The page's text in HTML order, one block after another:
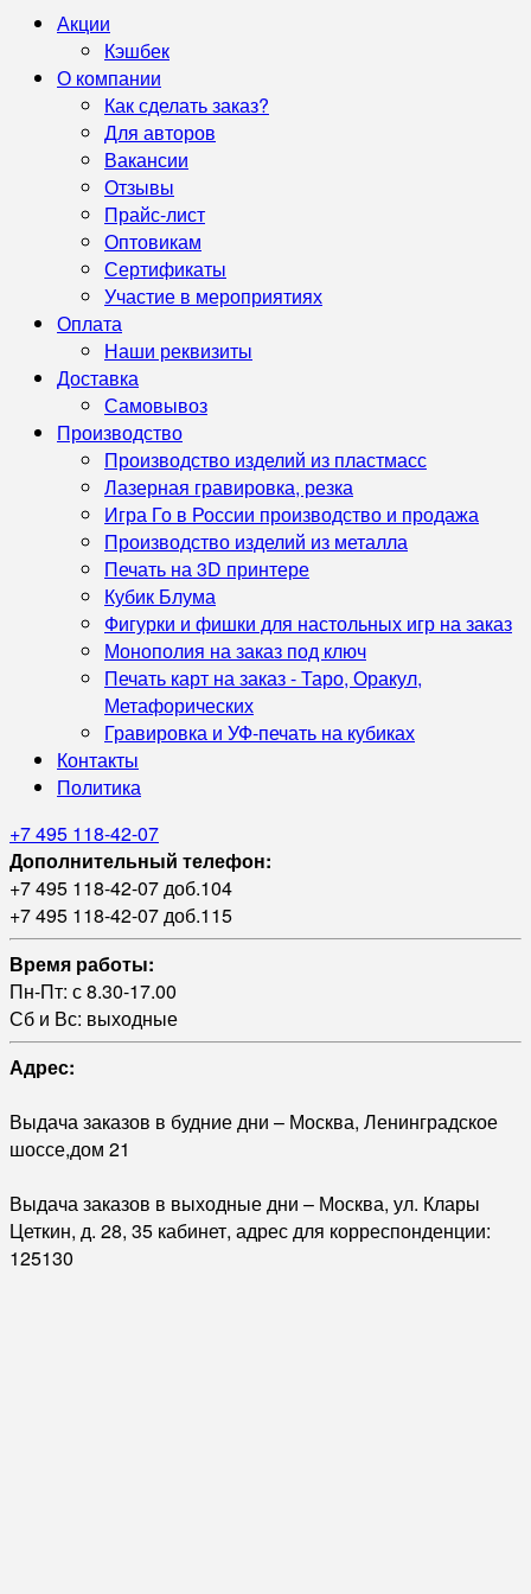
Акции
Кэшбек
О компании
Как сделать заказ?
Для авторов
Вакансии
Отзывы
Прайс-лист
Оптовикам
Сертификаты
Участие в мероприятиях
Оплата
Наши реквизиты
Доставка
Самовывоз
Производство
Производство изделий из пластмасс
Лазерная гравировка, резка
Игра Го в России производство и продажа
Производство изделий из металла
Печать на 3D принтере
Кубик Блума
Фигурки и фишки для настольных игр на заказ
Монополия на заказ под ключ
Печать карт на заказ - Таро, Оракул,
Метафорических
Гравировка и УФ‑печать на кубиках
Контакты
Политика
+7 495 118-42-07
Дополнительный телефон:
+7 495 118-42-07 доб.104
+7 495 118-42-07 доб.115
Время работы:
Пн-Пт: с 8.30-17.00
Сб и Вс: выходные
Адрес:
Выдача заказов в будние дни – Москва, Ленинградское
шоссе,дом 21
Выдача заказов в выходные дни – Москва, ул. Клары
Цеткин, д. 28, 35 кабинет, адрес для корреспонденции:
125130